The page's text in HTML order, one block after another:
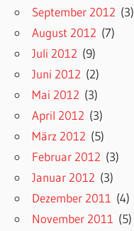
September 2012 (3)
August 2012 (7)
Juli 2012 (9)
Juni 2012 (2)
Mai 2012 (3)
April 2012 (3)
März 2012 (5)
Februar 2012 (3)
Januar 2012 (3)
Dezember 2011 (4)
November 2011 (5)